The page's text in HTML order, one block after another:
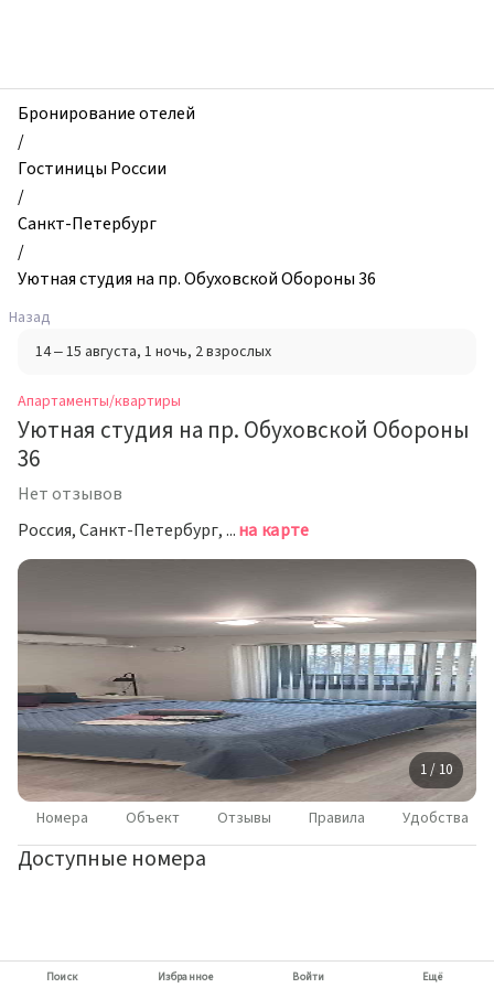
и
квартиры,
Уютная
студия
на
пр.
Обуховской
Обороны
36,
Санкт-
Петербург,
Россия
Бронирование отелей
/
Гостиницы России
/
Санкт-Петербург
/
Уютная студия на пр. Обуховской Обороны 36
Назад
14 – 15 августа, 1 ночь, 2 взрослых
Апартаменты/квартиры
Уютная студия на пр. Обуховской Обороны
36
Нет отзывов
Россия, Санкт-Петербург, проспект Обуховской Обороны, 36на карте
1 / 10
Номера Объект Отзывы Правила Удобства
Доступные номера
Поиск Избранное Войти Ещё